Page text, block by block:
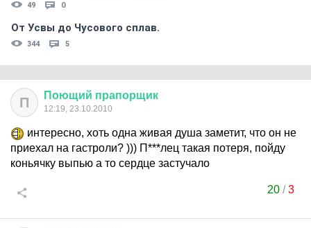
49 0
От Усвы до Чусового сплав.
344 5
П Поющий прапорщик
12:19, 23.10.2010
интересно, хоть одна живая душа заметит, что он не
приехал на гастроли? ))) П***лец такая потеря, пойду
коньячку выпью а то сердце застучало
20 /3